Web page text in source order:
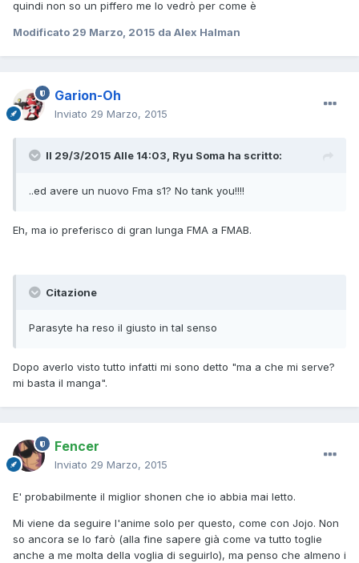
quindi non so un piffero me lo vedrò per come è
Modificato 29 Marzo, 2015 da Alex Halman
Garion-Oh
Inviato 29 Marzo, 2015
Il 29/3/2015 Alle 14:03, Ryu Soma ha scritto:
..ed avere un nuovo Fma s1? No tank you!!!!
Eh, ma io preferisco di gran lunga FMA a FMAB.
Citazione
Parasyte ha reso il giusto in tal senso
Dopo averlo visto tutto infatti mi sono detto "ma a che mi serve?
mi basta il manga".
Fencer
Inviato 29 Marzo, 2015
E' probabilmente il miglior shonen che io abbia mai letto.
Mi viene da seguire l'anime solo per questo, come con Jojo. Non
so ancora se lo farò (alla fine sapere già come va tutto toglie
anche a me molta della voglia di seguirlo), ma penso che almeno i